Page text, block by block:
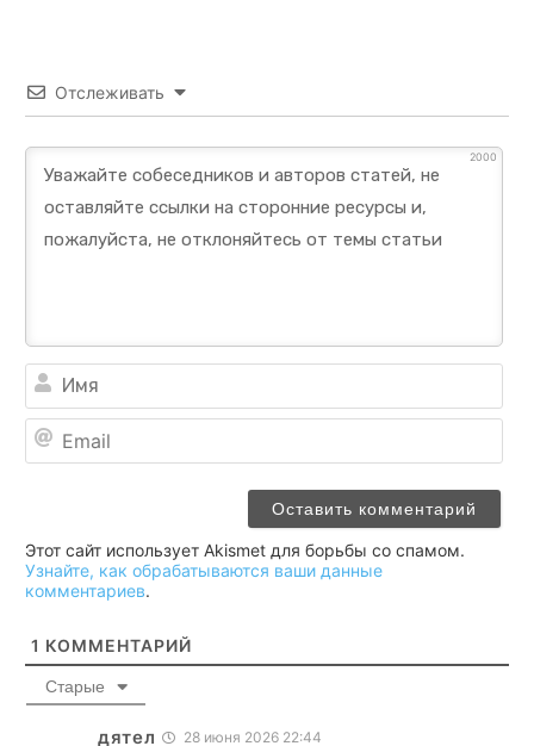
Отслеживать
2000
Этот сайт использует Akismet для борьбы со спамом.
Узнайте, как обрабатываются ваши данные
комментариев.
1 КОММЕНТАРИЙ
Старые
дятел 28 июня 2026 22:44